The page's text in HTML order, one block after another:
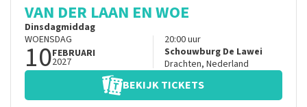
VAN DER LAAN EN WOE
Dinsdagmiddag
WOENSDAG
10FEBRUARI
2027
20:00uur
Schouwburg De Lawei
Drachten, Nederland
BEKIJK TICKETS